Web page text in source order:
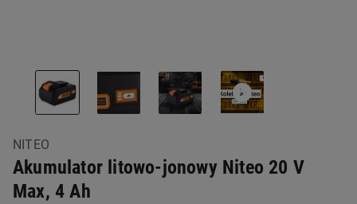
NITEO
Akumulator litowo-jonowy Niteo 20 V
Max, 4 Ah